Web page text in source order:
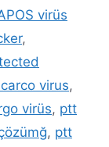
virüs
,
virus,
virüs, ptt
, ptt